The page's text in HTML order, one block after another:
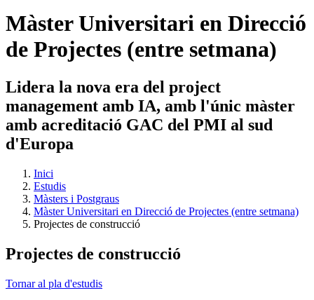
Màster Universitari en Direcció
de Projectes (entre setmana)
Lidera la nova era del project
management amb IA, amb l'únic màster
amb acreditació GAC del PMI al sud
d'Europa
Inici
Estudis
Màsters i Postgraus
Màster Universitari en Direcció de Projectes (entre setmana)
Projectes de construcció
Projectes de construcció
Tornar al pla d'estudis